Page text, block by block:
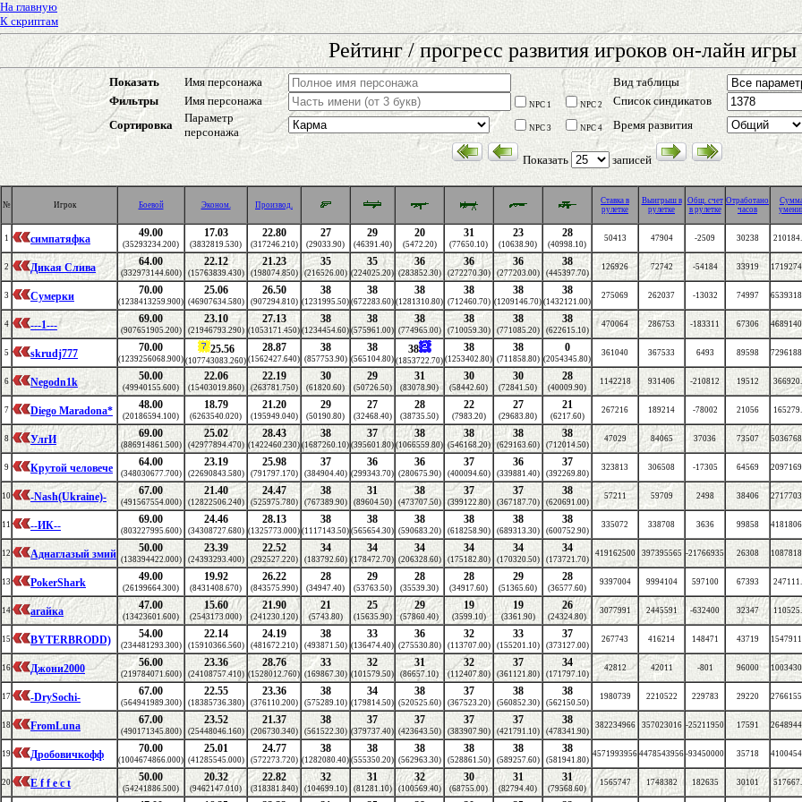
На главную
К скриптам
Рейтинг / прогресс развития игроков он-лайн
Показать Имя персонажа
Вид таблицы
Фильтры
Имя персонажа NPC 1 NPC 2
Список синдикатов
Сортировка
Параметр
персонажа
NPC 3 NPC 4 Время развития
Показать записей
№ Игрок Боевой Эконом. Производ.
Cтавка в
рулетке
Выигрыш в
рулетке
Общ. счет
в рулетке
Отработано
часов
1 симпатяфка 49.00
(35293234.200)
17.03
(3832819.530)
22.80
(317246.210)
27
(29033.90)
29
(46391.40)
20
(5472.20)
31
(77650.10)
23
(10638.90)
28
(40998.10)
50413 47904 -2509 30238
2 Дикая Слива 64.00
(332973144.600)
22.12
(15763839.430)
21.23
(198074.850)
35
(216526.00)
35
(224025.20)
36
(283852.30)
36
(272270.30)
36
(277203.00)
38
(445397.70)
126926 72742 -54184 33919
3 Сумерки 70.00
(1238413259.900)
25.06
(46907634.580)
26.50
(907294.810)
38
(1231995.50)
38
(672283.60)
38
(1281310.80)
38
(712460.70)
38
(1209146.70)
38
(1432121.00)
275069 262037 -13032 74997
4 ---1--- 69.00
(907651905.200)
23.10
(21946793.290)
27.13
(1053171.450)
38
(1234454.60)
38
(575961.00)
38
(774965.00)
38
(710059.30)
38
(771085.20)
38
(622615.10)
470064 286753 -183311 67306
5 skrudj777 70.00
(1239256068.900)
25.56
(107743083.260)
28.87
(1562427.640)
38
(857753.90)
38
(565104.80)
38
(1853722.70)
38
(1253402.80)
38
(711858.80)
0
(2054345.80)
361040 367533 6493 89598
6 Negodn1k 50.00
(49940155.600)
22.06
(15403019.860)
22.19
(263781.750)
30
(61820.60)
29
(50726.50)
31
(83078.90)
30
(58442.60)
30
(72841.50)
28
(40009.90)
1142218 931406 -210812 19512
7 Diego Maradona* 48.00
(20186594.100)
18.79
(6263540.020)
21.20
(195949.040)
29
(50190.80)
27
(32468.40)
28
(38735.50)
22
(7983.20)
27
(29683.80)
21
(6217.60)
267216 189214 -78002 21056
8 УлгИ 69.00
(886914861.500)
25.02
(42977894.470)
28.43
(1422460.230)
38
(1687260.10)
37
(395601.80)
38
(1066559.80)
38
(546168.20)
38
(629163.60)
38
(712014.50)
47029 84065 37036 73507
9 Крутой человече 64.00
(348030677.700)
23.19
(22690843.580)
25.98
(791797.170)
37
(384904.40)
36
(299343.70)
36
(280675.90)
37
(400094.60)
36
(339881.40)
37
(392269.80)
323813 306508 -17305 64569
10 -Nash(Ukraine)- 67.00
(491567554.000)
21.40
(12822506.240)
24.47
(525975.780)
38
(767389.90)
31
(89604.50)
38
(473707.50)
37
(399122.80)
37
(367187.70)
38
(620691.00)
57211 59709 2498 38406
11 --ИК-- 69.00
(803227995.600)
24.46
(34308727.680)
28.13
(1325773.000)
38
(1117143.50)
38
(565654.30)
38
(590683.20)
38
(618258.90)
38
(689313.30)
38
(600752.90)
335072 338708 3636 99858
12 Аднаглазый змий 50.00
(138394422.000)
23.39
(24393293.400)
22.52
(292527.220)
34
(183792.60)
34
(178472.70)
34
(206328.60)
34
(175182.80)
34
(170320.50)
34
(173721.70)
419162500 397395565 -21766935 26308
13 PokerShark 49.00
(26199664.300)
19.92
(8431408.670)
26.22
(843575.990)
28
(34947.40)
29
(53763.50)
28
(35539.30)
28
(34917.60)
29
(51365.60)
28
(36577.60)
9397004 9994104 597100 67393
14 агайка 47.00
(13423601.600)
15.60
(2543173.000)
21.90
(241230.120)
21
(5743.80)
25
(15635.90)
29
(57860.40)
19
(3599.10)
19
(3361.90)
26
(24324.80)
3077991 2445591 -632400 32347
15 BYTERBRODD) 54.00
(234481293.300)
22.14
(15910366.560)
24.19
(481672.210)
38
(493871.50)
33
(136474.40)
36
(275530.80)
32
(113707.00)
33
(155201.10)
37
(373127.00)
267743 416214 148471 43719
16 Джони2000 56.00
(219784071.600)
23.36
(24108757.410)
28.76
(1528012.760)
33
(169867.30)
32
(101579.50)
31
(86657.10)
32
(112407.80)
37
(361121.80)
34
(171797.10)
42812 42011 -801 96000
17 -DrySochi- 67.00
(564941989.300)
22.55
(18385736.380)
23.36
(376110.200)
38
(575289.10)
34
(179814.50)
38
(520525.60)
37
(367523.20)
38
(560852.30)
38
(562150.50)
1980739 2210522 229783 29220
18 FromLuna 67.00
(490171345.800)
23.52
(25448046.160)
21.37
(206730.340)
38
(561522.30)
37
(379737.40)
37
(423643.50)
37
(383907.90)
37
(421791.10)
38
(478341.90)
382234966 357023016 -25211950 17591
19 Дробовичкофф 70.00
(1004674866.000)
25.01
(41285545.000)
24.77
(572273.720)
38
(1282080.40)
38
(555350.20)
38
(562963.30)
38
(528861.50)
38
(589257.60)
38
(581941.80)
4571993956 4478543956 -93450000 35718
20 E f f e c t 50.00
(54241886.500)
20.32
(9462147.010)
22.82
(318381.840)
32
(104699.10)
31
(81281.10)
32
(100569.40)
30
(68755.00)
31
(82794.40)
31
(79568.60)
1565747 1748382 182635 30101